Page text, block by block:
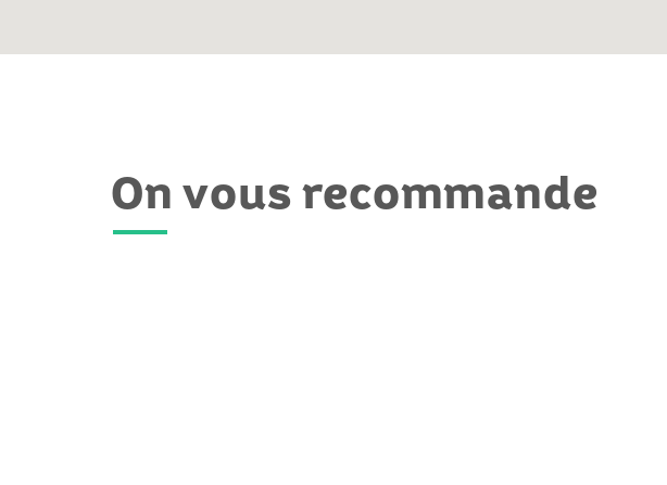
On vous recommande